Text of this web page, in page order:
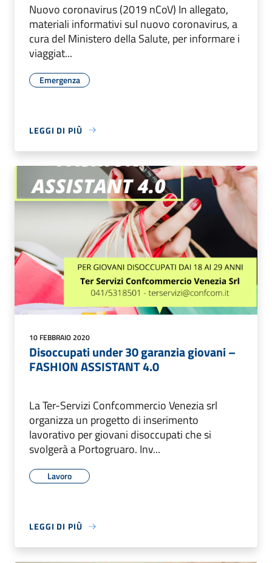
Nuovo coronavirus (2019 nCoV) In allegato,
materiali informativi sul nuovo coronavirus, a
cura del Ministero della Salute, per informare i
viaggiat...
Emergenza
LEGGI DI PIÙ
10 FEBBRAIO 2020
Disoccupati under 30 garanzia giovani –
FASHION ASSISTANT 4.0
La Ter-Servizi Confcommercio Venezia srl
organizza un progetto di inserimento
lavorativo per giovani disoccupati che si
svolgerà a Portogruaro. Inv...
Lavoro
LEGGI DI PIÙ